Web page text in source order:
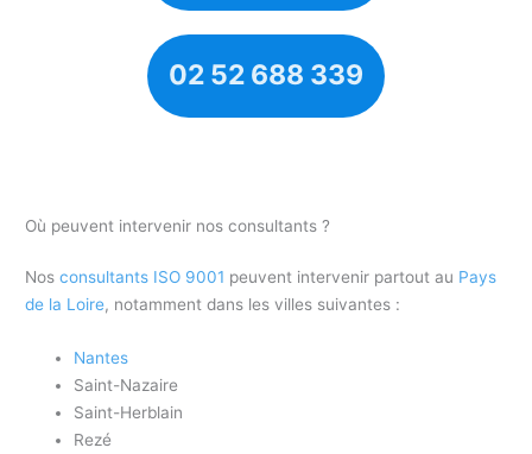
02 52 688 339
Où peuvent intervenir nos consultants ?
Nosconsultants ISO 9001 peuvent intervenir partout au Pays
de la Loire, notamment dans les villes suivantes :
Nantes
Saint-Nazaire
Saint-Herblain
Rezé